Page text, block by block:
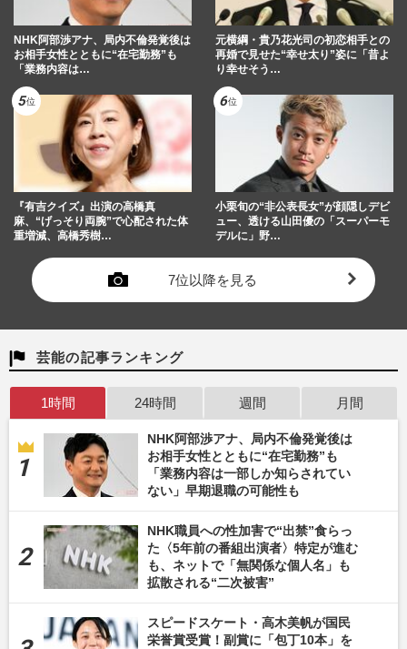
NHK阿部渉アナ、局内不倫発覚後は
お相手女性とともに“在宅勤務”も
「業務内容は…
元横綱・貴乃花光司の初恋相手との
再婚で見せた“幸せ太り”姿に「昔よ
り幸せそう…
『有吉クイズ』出演の高橋真
麻、“げっそり両腕”で心配された体
重増減、高橋秀樹…
小栗旬の“非公表長女”が顔隠しデビ
ュー、透ける山田優の「スーパーモ
デルに」野…
7位以降を見る
芸能の記事ランキング
1時間 24時間 週間 月間
NHK阿部渉アナ、局内不倫発覚後は
お相手女性とともに“在宅勤務”も
「業務内容は一部しか知らされてい
ない」早期退職の可能性も
NHK職員への性加害で“出禁”食らっ
た〈5年前の番組出演者〉特定が進む
も、ネットで「無関係な個人名」も
拡散される“二次被害”
スピードスケート・高木美帆が国民
栄誉賞受賞！副賞に「包丁10本」を